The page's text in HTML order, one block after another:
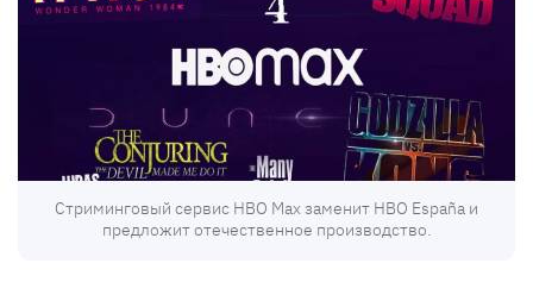
Стриминговый сервис HBO Max заменит HBO España и
предложит отечественное производство.